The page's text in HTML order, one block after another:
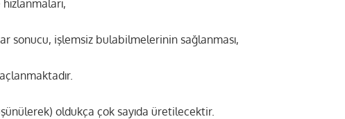
sonucu, işlemsiz bulabilmelerinin sağlanması,
oldukça çok sayıda üretilecektir.